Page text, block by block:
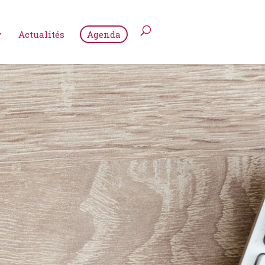
Actualités Agenda